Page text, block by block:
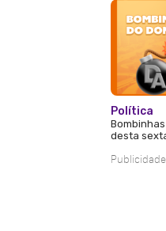
Política
desta
Publicidade